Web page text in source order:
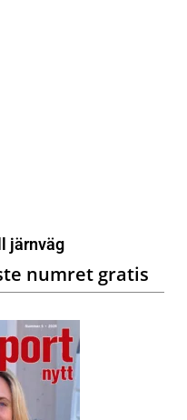
järnväg
numret gratis